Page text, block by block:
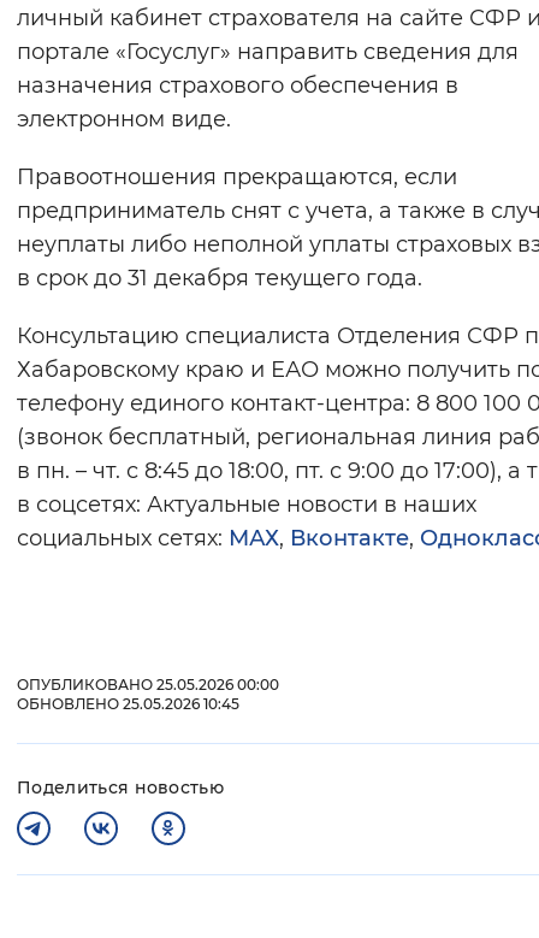
личный кабинет страхователя на сайте СФР
портале «Госуслуг» направить сведения для
назначения страхового обеспечения в
электронном виде.
Правоотношения прекращаются, если
предприниматель снят с учета, а также в
неуплаты либо неполной уплаты страховых
в срок до 31 декабря текущего года.
Консультацию специалиста Отделения СФР
Хабаровскому краю и ЕАО можно получить
телефону единого контакт-центра: 8 800 100
(звонок бесплатный, региональная линия
в пн. – чт. с 8:45 до 18:00, пт. с 9:00 до 17:00), а
в соцсетях: Актуальные новости в наших
социальных сетях: МАХ, Вконтакте,
ОПУБЛИКОВАНО 25.05.2026 00:00
ОБНОВЛЕНО 25.05.2026 10:45
Поделиться новостью